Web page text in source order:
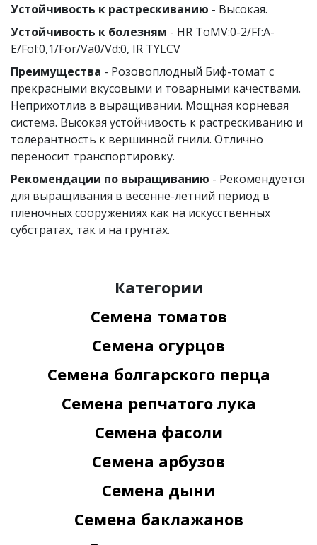
Устойчивость к растрескиванию - Высокая.
Устойчивость к болезням - HR ToMV:0-2/Ff:A-
E/Fol:0,1/For/Va0/Vd:0, IR TYLCV
Преимущества - Розовоплодный Биф-томат с
прекрасными вкусовыми и товарными качествами.
Неприхотлив в выращивании. Мощная корневая
система. Высокая устойчивость к растрескиванию и
толерантность к вершинной гнили. Отлично
переносит транспортировку.
Рекомендации по выращиванию - Рекомендуется
для выращивания в весенне-летний период в
пленочных сооружениях как на искусственных
субстратах, так и на грунтах.
Категории
Семена томатов
Семена огурцов
Семена болгарского перца
Семена репчатого лука
Семена фасоли
Семена арбузов
Семена дыни
Семена баклажанов